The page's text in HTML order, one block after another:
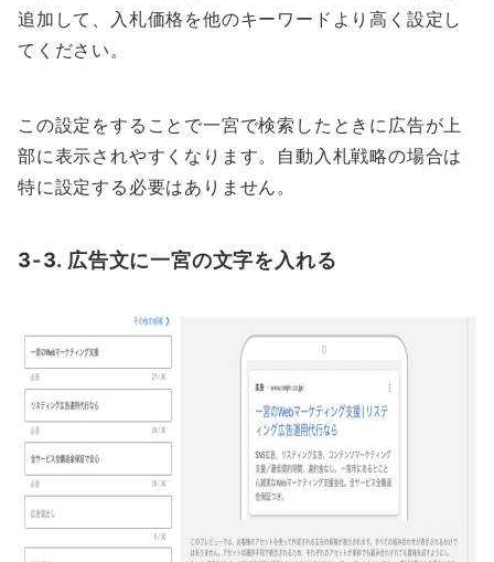
追加して、入札価格を他のキーワードより高く設定し
てください。
この設定をすることで一宮で検索したときに広告が上
部に表示されやすくなります。自動入札戦略の場合は
特に設定する必要はありません。
3-3. 広告文に一宮の文字を入れる